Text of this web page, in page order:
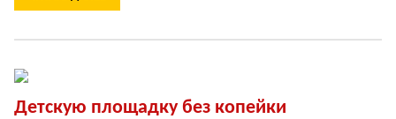
Детскую площадку без копейки